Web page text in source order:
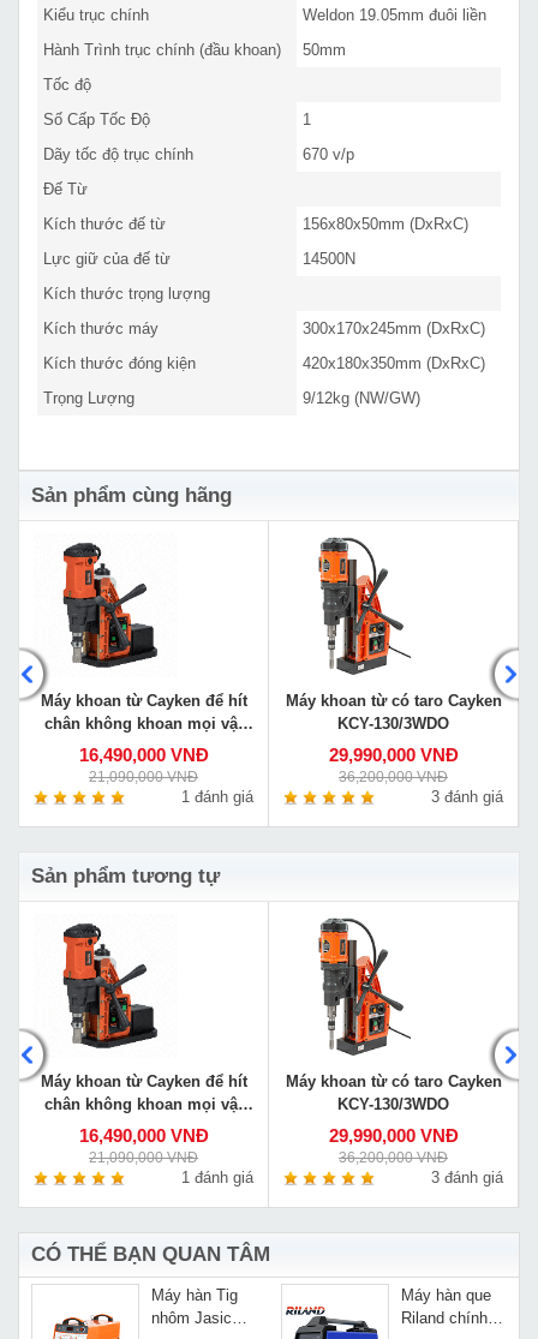
Kiểu trục chính
Weldon 19.05mm đuôi liền
Hành Trình trục chính (đầu khoan)
50mm
Tốc độ
Số Cấp Tốc Độ
1
Dãy tốc độ trục chính
670 v/p
Đế Từ
Kích thước đế từ
156x80x50mm (DxRxC)
Lực giữ của đế từ
14500N
Kích thước trọng lượng
Kích thước máy
300x170x245mm (DxRxC)
Kích thước đóng kiện
420x180x350mm (DxRxC)
Trọng Lượng
9/12kg (NW/GW)
Sản phẩm cùng hãng
Máy khoan từ Cayken để hít
chân không khoan mọi vật
liệu VS-35E
16,490,000 VNĐ
21,090,000 VNĐ
1 đánh giá
Máy khoan từ có taro Cayken
KCY-130/3WDO
29,990,000 VNĐ
36,200,000 VNĐ
3 đánh giá
Sản phẩm tương tự
Máy khoan từ Cayken để hít
chân không khoan mọi vật
liệu VS-35E
16,490,000 VNĐ
21,090,000 VNĐ
1 đánh giá
Máy khoan từ có taro Cayken
KCY-130/3WDO
29,990,000 VNĐ
36,200,000 VNĐ
3 đánh giá
CÓ THỂ BẠN QUAN TÂM
Máy hàn Tig
nhôm Jasic
Máy hàn que
Riland chính